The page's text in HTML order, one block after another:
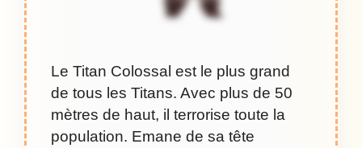
Le Titan Colossal est le plus grand
de tous les Titans. Avec plus de 50
mètres de haut, il terrorise toute la
population. Emane de sa tête